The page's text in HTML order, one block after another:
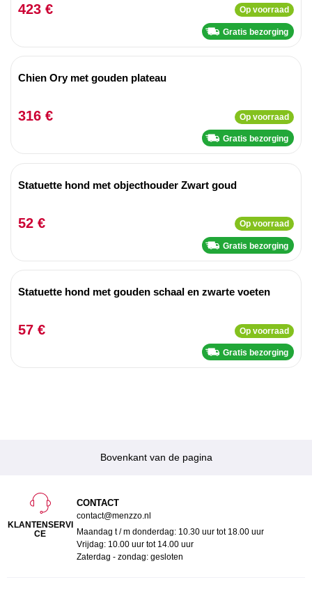
423 € Op voorraad
Gratis bezorging
Chien Ory met gouden plateau
316 € Op voorraad
Gratis bezorging
Statuette hond met objecthouder Zwart goud
52 € Op voorraad
Gratis bezorging
Statuette hond met gouden schaal en zwarte voeten
57 € Op voorraad
Gratis bezorging
Bovenkant van de pagina
KLANTENSERVI
CE
CONTACT
contact@menzzo.nl
Maandag t / m donderdag: 10.30 uur tot 18.00 uur
Vrijdag: 10.00 uur tot 14.00 uur
Zaterdag - zondag: gesloten